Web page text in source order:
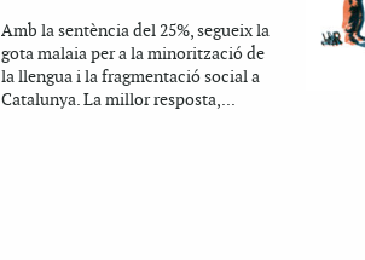
Amb la sentència del 25%, segueix la
gota malaia per a la minorització de
la llengua i la fragmentació social a
Catalunya. La millor resposta,...